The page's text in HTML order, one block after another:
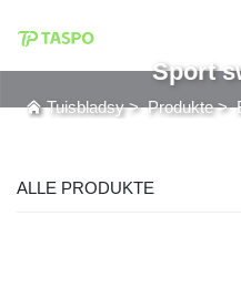
Sport
Tuisbladsy>Produkte>
ALLE PRODUKTE